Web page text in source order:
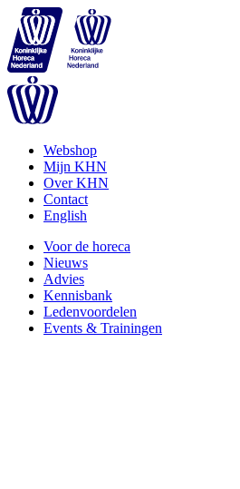
Webshop
Mijn KHN
Over KHN
Contact
English
Voor de horeca
Nieuws
Advies
Kennisbank
Ledenvoordelen
Events & Trainingen